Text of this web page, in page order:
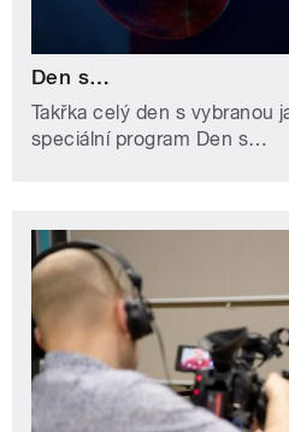
Den s…
Takřka celý den s vybranou
speciální program Den s…